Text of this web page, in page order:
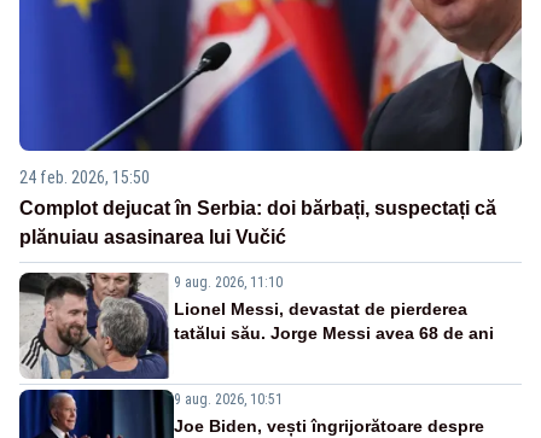
24 feb. 2026, 15:50
Complot dejucat în Serbia: doi bărbați, suspectați că
plănuiau asasinarea lui Vučić
9 aug. 2026, 11:10
Lionel Messi, devastat de pierderea
tatălui său. Jorge Messi avea 68 de ani
9 aug. 2026, 10:51
Joe Biden, vești îngrijorătoare despre